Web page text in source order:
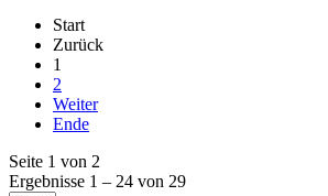
Start
Zurück
1
2
Weiter
Ende
Seite 1 von 2
Ergebnisse 1 – 24 von 29